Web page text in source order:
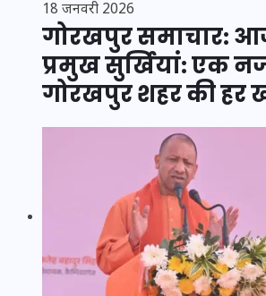
18 जनवरी 2026
गोरखपुर समाचार:
प्रमुख सुर्खियां: एक
गोरखपुर शहर की हर